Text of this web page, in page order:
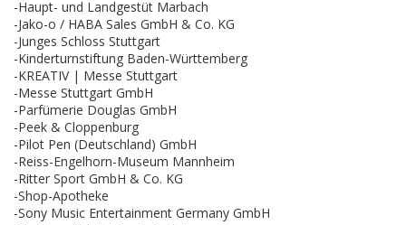
-Haupt- und Landgestüt Marbach
-Jako-o / HABA Sales GmbH & Co. KG
-Junges Schloss Stuttgart
-Kinderturnstiftung Baden-Württemberg
-KREATIV | Messe Stuttgart
-Messe Stuttgart GmbH
-Parfümerie Douglas GmbH
-Peek & Cloppenburg
-Pilot Pen (Deutschland) GmbH
-Reiss-Engelhorn-Museum Mannheim
-Ritter Sport GmbH & Co. KG
-Shop-Apotheke
-Sony Music Entertainment Germany GmbH